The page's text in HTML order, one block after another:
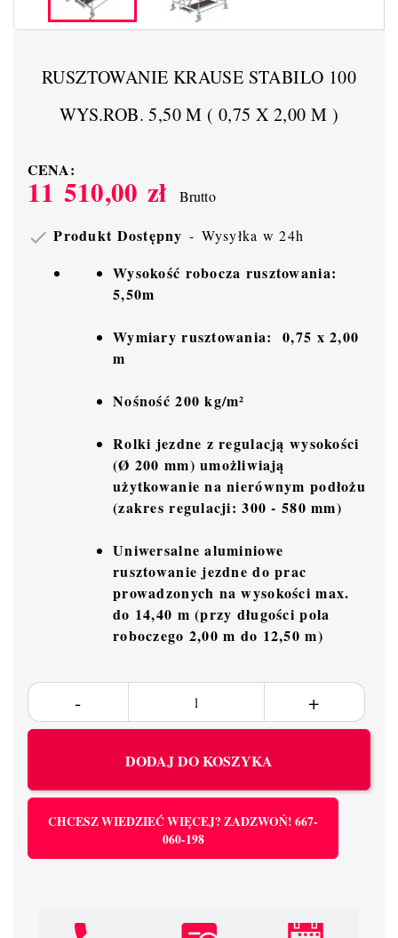
RUSZTOWANIE KRAUSE STABILO 100
WYS.ROB. 5,50 M ( 0,75 X 2,00 M )
CENA:
11 510,00 zł Brutto
 Produkt Dostępny Wysyłka w 24h
Wysokość robocza rusztowania:
5,50m
Wymiary rusztowania:
0,75 x 2,00
m
Nośność 200 kg/m²
Rolki jezdne z regulacją wysokości
(Ø 200 mm) umożliwiają
użytkowanie na nierównym podłożu
(zakres regulacji: 300 - 580 mm)
Uniwersalne aluminiowe
rusztowanie jezdne do prac
prowadzonych na wysokości max.
do 14,40 m (przy długości pola
roboczego 2,00 m do 12,50 m)
DODAJ DO KOSZYKA
CHCESZ WIEDZIEĆ WIĘCEJ? ZADZWOŃ! 667-
060-198